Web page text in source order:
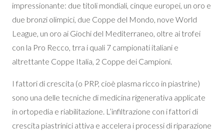
impressionante: due titoli mondiali, cinque europei, un oro e
due bronzi olimpici, due Coppe del Mondo, nove World
League, un oro ai Giochi del Mediterraneo, oltre ai trofei
con la Pro Recco, trra i quali 7 campionati italiani e
altrettante Coppe Italia, 2 Coppe dei Campioni.
I fattori di crescita (o PRP, cioè plasma ricco in piastrine)
sono una delle tecniche di medicina rigenerativa applicate
in ortopedia e riabilitazione. L’infiltrazione con i fattori di
crescita piastrinici attiva e accelera i processi di riparazione